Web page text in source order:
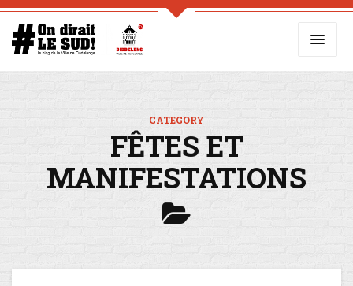
CATEGORY
FÊTES ET
MANIFESTATIONS